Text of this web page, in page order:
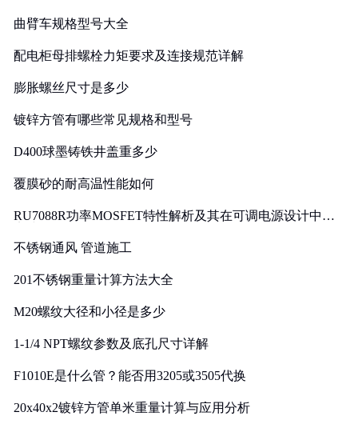
曲臂车规格型号大全
配电柜母排螺栓力矩要求及连接规范详解
膨胀螺丝尺寸是多少
镀锌方管有哪些常见规格和型号
D400球墨铸铁井盖重多少
覆膜砂的耐高温性能如何
RU7088R功率MOSFET特性解析及其在可调电源设计中的
不锈钢通风 管道施工
201不锈钢重量计算方法大全
M20螺纹大径和小径是多少
1-1/4 NPT螺纹参数及底孔尺寸详解
F1010E是什么管？能否用3205或3505代换
20x40x2镀锌方管单米重量计算与应用分析